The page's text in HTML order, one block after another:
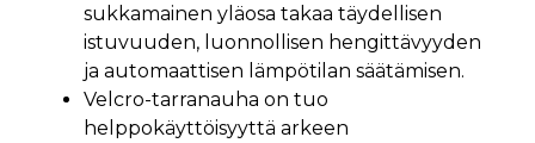
sukkamainen yläosa takaa täydellisen
istuvuuden, luonnollisen hengittävyyden
ja automaattisen lämpötilan säätämisen.
Velcro-tarranauha on tuo
helppokäyttöisyyttä arkeen